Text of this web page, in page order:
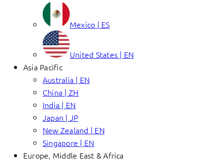
Mexico | ES
United States | EN
Asia Pacific
Australia | EN
China | ZH
India | EN
Japan | JP
New Zealand | EN
Singapore | EN
Europe, Middle East & Africa